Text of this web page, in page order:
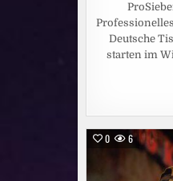
Deutsche
starten im
0 6